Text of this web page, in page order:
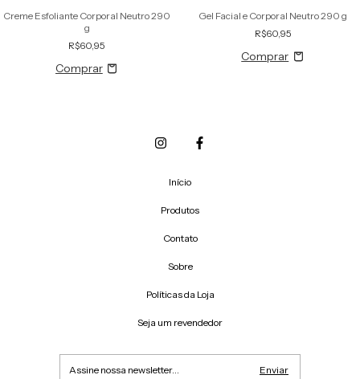
Creme Esfoliante Corporal Neutro 290
g
R$60,95
Gel Facial e Corporal Neutro 290 g
R$60,95
Início
Produtos
Contato
Sobre
Políticas da Loja
Seja um revendedor